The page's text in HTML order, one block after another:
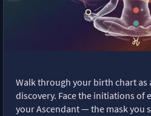
Walk through your birth chart as
discovery. Face the initiations of
your Ascendant — the mask you